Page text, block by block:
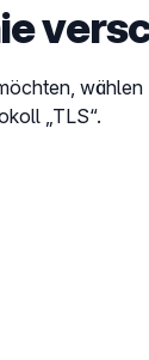
wählen
„TLS“.